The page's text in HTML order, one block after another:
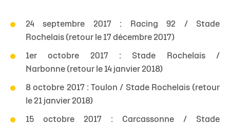
24 septembre 2017 : Racing 92 / Stade
Rochelais (retour le 17 décembre 2017)
1er octobre 2017 : Stade Rochelais /
Narbonne (retour le 14 janvier 2018)
8 octobre 2017 : Toulon / Stade Rochelais (retour
le 21 janvier 2018)
15 octobre 2017 : Carcassonne / Stade